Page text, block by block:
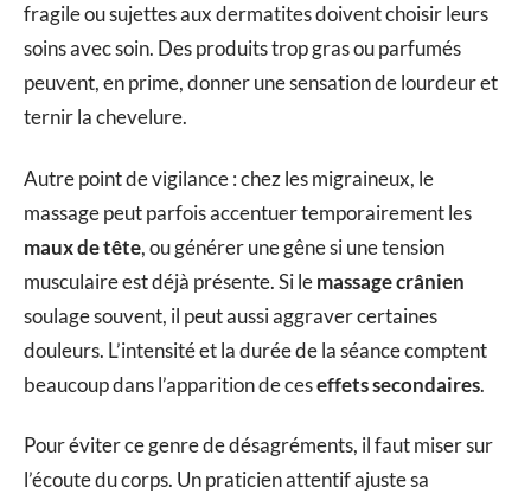
fragile ou sujettes aux dermatites doivent choisir leurs
soins avec soin. Des produits trop gras ou parfumés
peuvent, en prime, donner une sensation de lourdeur et
ternir la chevelure.
Autre point de vigilance : chez les migraineux, le
massage peut parfois accentuer temporairement les
maux de tête, ou générer une gêne si une tension
musculaire est déjà présente. Si lemassage crânien
soulage souvent, il peut aussi aggraver certaines
douleurs. L’intensité et la durée de la séance comptent
beaucoup dans l’apparition de ceseffets secondaires.
Pour éviter ce genre de désagréments, il faut miser sur
l’écoute du corps. Un praticien attentif ajuste sa